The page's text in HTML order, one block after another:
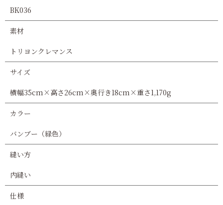
BK036
素材
トリヨンクレマンス
サイズ
横幅35cm×高さ26cm×奥行き18cm×重さ1,170g
カラー
バンブー（緑色）
縫い方
内縫い
仕様